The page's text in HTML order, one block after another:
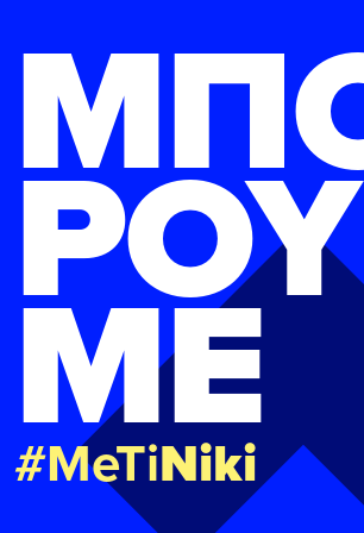
ΡΟΥ
ΜΕ
#MeTiNiki